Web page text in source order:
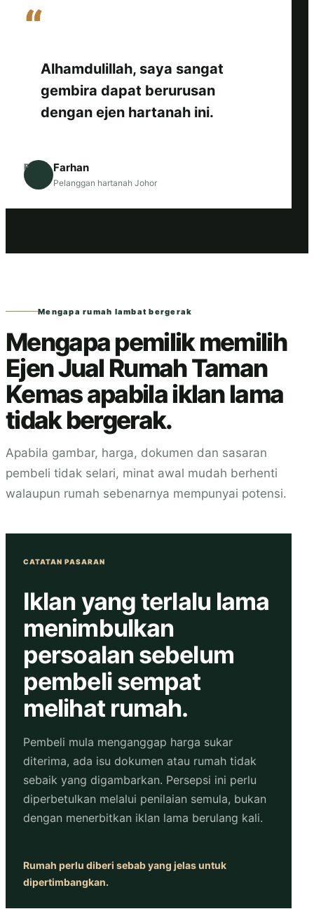
“
Alhamdulillah, saya sangat
gembira dapat berurusan
dengan ejen hartanah ini.
F Farhan
Pelanggan hartanah Johor
Mengapa rumah lambat bergerak
Mengapa pemilik memilih
Ejen Jual Rumah Taman
Kemas apabila iklan lama
tidak bergerak.
Apabila gambar, harga, dokumen dan sasaran
pembeli tidak selari, minat awal mudah berhenti
walaupun rumah sebenarnya mempunyai potensi.
CATATAN PASARAN
Iklan yang terlalu lama
menimbulkan
persoalan sebelum
pembeli sempat
melihat rumah.
Pembeli mula menganggap harga sukar
diterima, ada isu dokumen atau rumah tidak
sebaik yang digambarkan. Persepsi ini perlu
diperbetulkan melalui penilaian semula, bukan
dengan menerbitkan iklan lama berulang kali.
Rumah perlu diberi sebab yang jelas untuk
dipertimbangkan.